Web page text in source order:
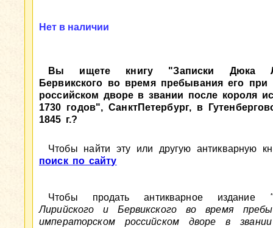
Нет в наличии
Вы ищете книгу "Записки Дюка
Бервикского во время пребывания его при
российском дворе в звании после короля
1730 годов", СанктПетербург, в
1845 г.?
Чтобы найти эту или другую антикварную
поиск по сайту
Чтобы продать антикварное издание
Лирийского и Бервикского во время
императорском российском дворе в